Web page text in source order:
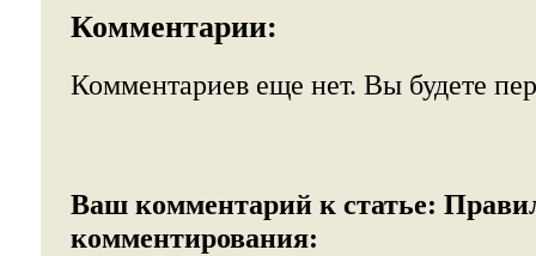
Комментарии:
Комментариев еще нет. Вы будете
Ваш комментарий к статье:
комментирования: